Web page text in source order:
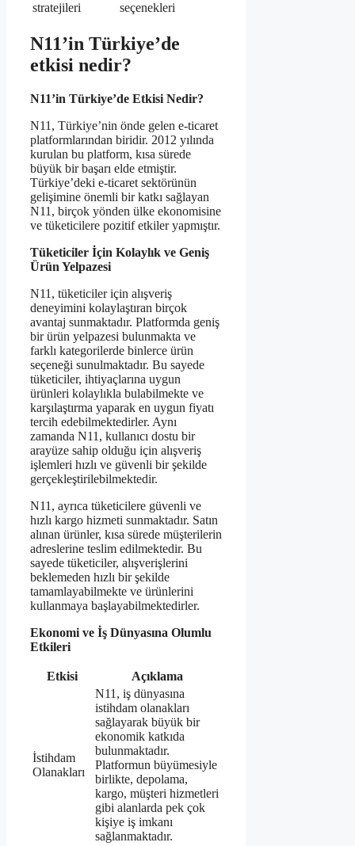
stratejileri
seçenekleri
N11’in Türkiye’de
etkisi nedir?
N11’in Türkiye’de Etkisi Nedir?
N11, Türkiye’nin önde gelen e-ticaret
platformlarından biridir. 2012 yılında
kurulan bu platform, kısa sürede
büyük bir başarı elde etmiştir.
Türkiye’deki e-ticaret sektörünün
gelişimine önemli bir katkı sağlayan
N11, birçok yönden ülke ekonomisine
ve tüketicilere pozitif etkiler yapmıştır.
Tüketiciler İçin Kolaylık ve Geniş
Ürün Yelpazesi
N11, tüketiciler için alışveriş
deneyimini kolaylaştıran birçok
avantaj sunmaktadır. Platformda geniş
bir ürün yelpazesi bulunmakta ve
farklı kategorilerde binlerce ürün
seçeneği sunulmaktadır. Bu sayede
tüketiciler, ihtiyaçlarına uygun
ürünleri kolaylıkla bulabilmekte ve
karşılaştırma yaparak en uygun fiyatı
tercih edebilmektedirler. Aynı
zamanda N11, kullanıcı dostu bir
arayüze sahip olduğu için alışveriş
işlemleri hızlı ve güvenli bir şekilde
gerçekleştirilebilmektedir.
N11, ayrıca tüketicilere güvenli ve
hızlı kargo hizmeti sunmaktadır. Satın
alınan ürünler, kısa sürede müşterilerin
adreslerine teslim edilmektedir. Bu
sayede tüketiciler, alışverişlerini
beklemeden hızlı bir şekilde
tamamlayabilmekte ve ürünlerini
kullanmaya başlayabilmektedirler.
Ekonomi ve İş Dünyasına Olumlu
Etkileri
Etkisi Açıklama
İstihdam
Olanakları
N11, iş dünyasına
istihdam olanakları
sağlayarak büyük bir
ekonomik katkıda
bulunmaktadır.
Platformun büyümesiyle
birlikte, depolama,
kargo, müşteri hizmetleri
gibi alanlarda pek çok
kişiye iş imkanı
sağlanmaktadır.